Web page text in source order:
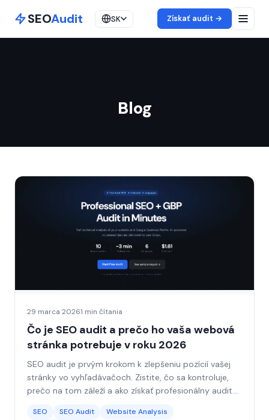
SEOAudit SK Získať audit →
Blog
29 marca 20261 min čítania
Čo je SEO audit a prečo ho vaša webová
stránka potrebuje v roku 2026
SEO audit je prvým krokom k zlepšeniu pozícií vašej
stránky vo vyhľadávačoch. Zistite, čo sa kontroluje,
prečo na tom záleží a ako získať profesionálny audit
SEO SEO Audit
Website Analysis